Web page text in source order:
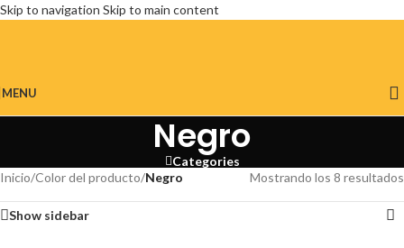
Skip to navigation Skip to main content
MENU
Negro
Categories
Inicio/Color del producto/Negro Mostrando los 8 resultados
Show sidebar